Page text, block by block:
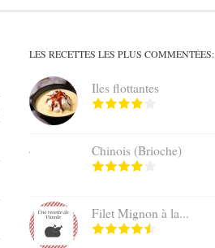
LES RECETTES LES PLUS COMMENTÉES:
Iles flottantes
Chinois (Brioche)
Filet Mignon à la...